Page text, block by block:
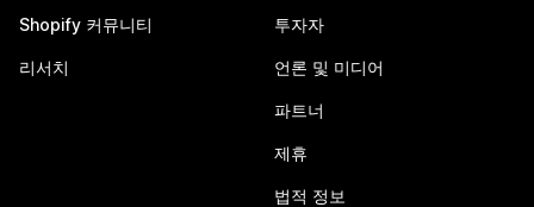
Shopify 커뮤니티
리서치
투자자
언론 및 미디어
파트너
제휴
법적 정보